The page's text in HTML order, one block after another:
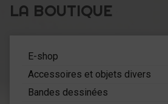
LA BOUTIQUE
E-shop
Accessoires et objets divers
Bandes dessinées